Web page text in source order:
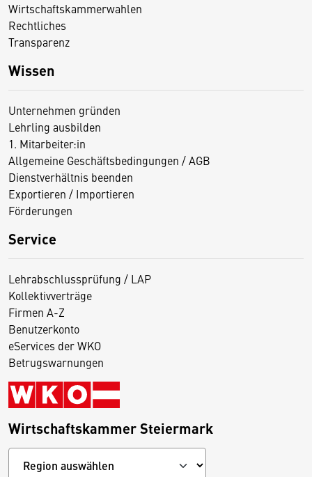
Wirtschaftskammerwahlen
Rechtliches
Transparenz
Wissen
Unternehmen gründen
Lehrling ausbilden
1. Mitarbeiter:in
Allgemeine Geschäftsbedingungen / AGB
Dienstverhältnis beenden
Exportieren / Importieren
Förderungen
Service
Lehrabschlussprüfung / LAP
Kollektivverträge
Firmen A-Z
Benutzerkonto
eServices der WKO
Betrugswarnungen
Wirtschaftskammer Steiermark